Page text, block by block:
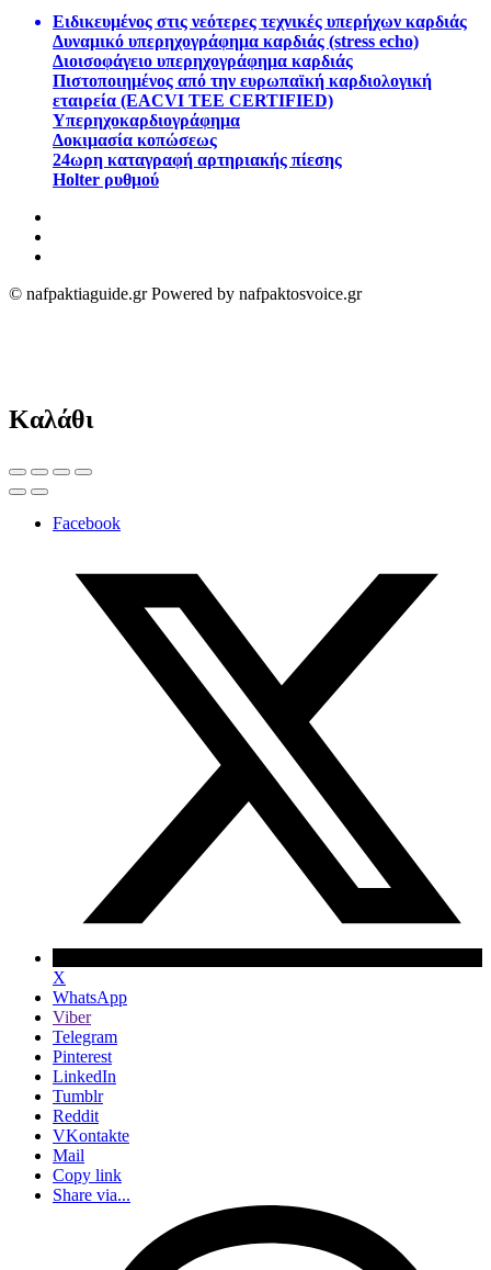
Ειδικευμένος στις νεότερες τεχνικές υπερήχων καρδιάς
Δυναμικό υπερηχογράφημα καρδιάς (stress echo)
Διοισοφάγειο υπερηχογράφημα καρδιάς
Πιστοποιημένος από την ευρωπαϊκή καρδιολογική
εταιρεία (EACVI TEE CERTIFIED)
Υπερηχοκαρδιογράφημα
Δοκιμασία κοπώσεως
24ωρη καταγραφή αρτηριακής πίεσης
Holter ρυθμού
© nafpaktiaguide.gr Powered by nafpaktosvoice.gr
Καλάθι
Facebook
X
WhatsApp
Viber
Telegram
Pinterest
LinkedIn
Tumblr
Reddit
VKontakte
Mail
Copy link
Share via...